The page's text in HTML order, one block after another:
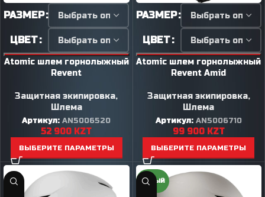
РАЗМЕР
ЦВЕТ
Atomic шлем горнолыжный
Revent
Защитная экипировка,
Шлема
Артикул:AN5006520
52 900 KZT
ВЫБЕРИТЕ ПАРАМЕТРЫ
РАЗМЕР
ЦВЕТ
Atomic шлем горнолыжный
Revent Amid
Защитная экипировка,
Шлема
Артикул: AN5006710
99 900 KZT
ВЫБЕРИТЕ ПАРАМЕТРЫ
НОВЫЙ